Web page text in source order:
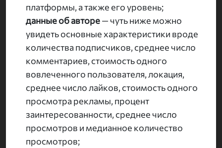
платформы, а также его уровень;
данные об авторе— чуть ниже можно
увидеть основные характеристики вроде
количества подписчиков, среднее число
комментариев, стоимость одного
вовлеченного пользователя, локация,
среднее число лайков, стоимость одного
просмотра рекламы, процент
заинтересованности, среднее число
просмотров и медианное количество
просмотров;